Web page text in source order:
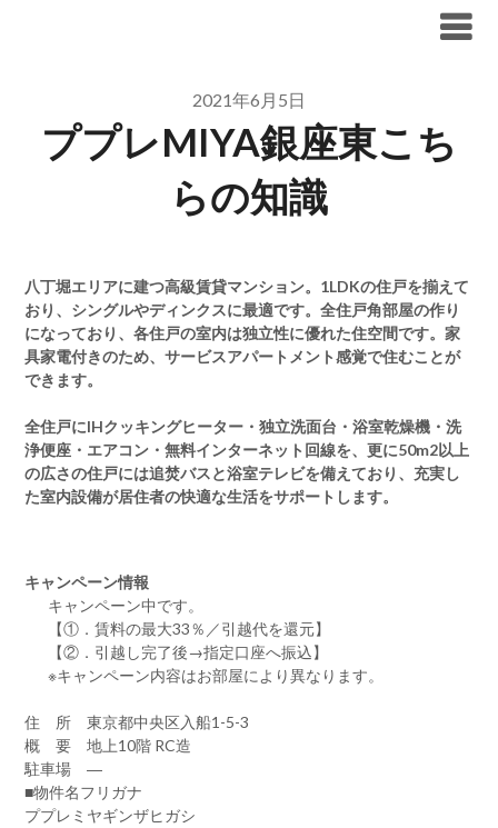
2021年6月5日
ププレMIYA銀座東こち
らの知識
八丁堀エリアに建つ高級賃貸マンション。1LDKの住戸を揃えて
おり、シングルやディンクスに最適です。全住戸角部屋の作り
になっており、各住戸の室内は独立性に優れた住空間です。家
具家電付きのため、サービスアパートメント感覚で住むことが
できます。
全住戸にIHクッキングヒーター・独立洗面台・浴室乾燥機・洗
浄便座・エアコン・無料インターネット回線を、更に50m2以上
の広さの住戸には追焚バスと浴室テレビを備えており、充実し
た室内設備が居住者の快適な生活をサポートします。
キャンペーン情報
キャンペーン中です。
【①．賃料の最大33％／引越代を還元】
【②．引越し完了後→指定口座へ振込】
※キャンペーン内容はお部屋により異なります。
住 所 東京都中央区入船1-5-3
概 要 地上10階 RC造
駐車場 ―
■物件名フリガナ
ププレミヤギンザヒガシ